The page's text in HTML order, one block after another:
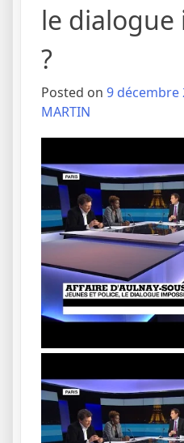
le dialogue
?
Posted on 9 décembre
MARTIN